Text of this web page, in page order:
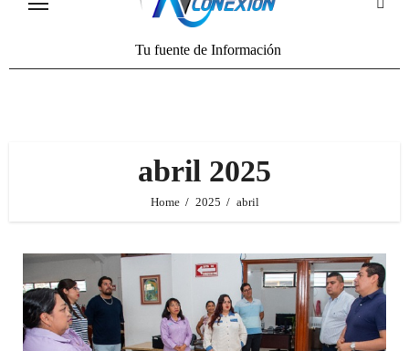
Tu fuente de Información
abril 2025
Home 2025 abril